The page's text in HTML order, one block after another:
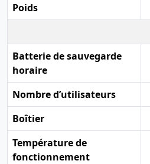
Poids
Batterie de sauvegarde
horaire
Nombre d’utilisateurs
Boîtier
Température de
fonctionnement